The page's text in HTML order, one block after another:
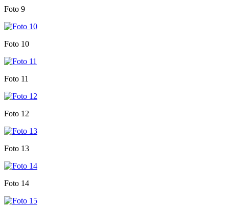
Foto 9
Foto 10
Foto 11
Foto 12
Foto 13
Foto 14